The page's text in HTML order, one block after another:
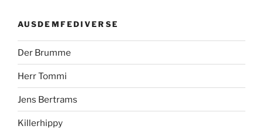
AUSDEMFEDIVERSE
Der Brumme
Herr Tommi
Jens Bertrams
Killerhippy